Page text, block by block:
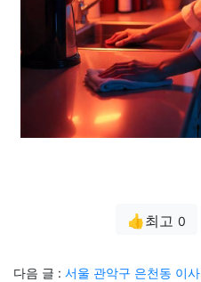
👍최고 0
다음 글 : 서울 관악구 은천동 이